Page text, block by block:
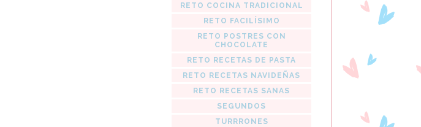
RETO COCINA TRADICIONAL
RETO FACILÍSIMO
RETO POSTRES CON
CHOCOLATE
RETO RECETAS DE PASTA
RETO RECETAS NAVIDEÑAS
RETO RECETAS SANAS
SEGUNDOS
TURRRONES